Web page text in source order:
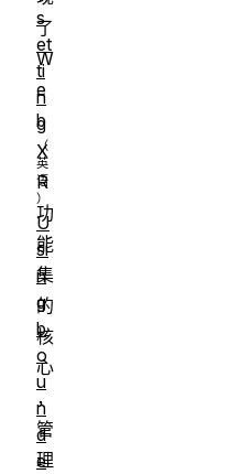
了
W
e
b
X
R
功
能
集
的
核
心
，
管
理
s
et
ti
n
g
U
si
n
g
b
o
u
n
d
e